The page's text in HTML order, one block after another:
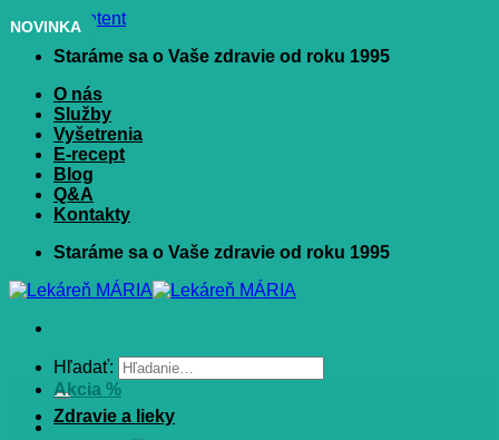
Skip to content
Staráme sa o Vaše zdravie od roku 1995
O nás
Služby
Vyšetrenia
E-recept
Blog
Q&A
Kontakty
Staráme sa o Vaše zdravie od roku 1995
Hľadať:
Akcia %
Zdravie a lieky
NOVINKA